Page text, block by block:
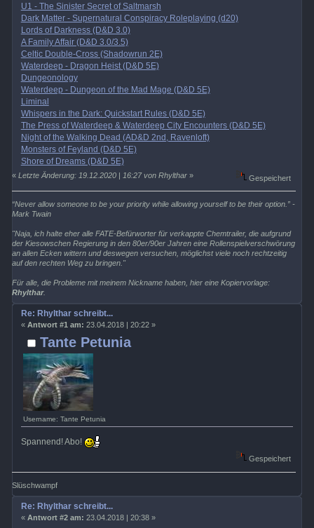
U1 - The Sinister Secret of Saltmarsh
Dark Matter - Supernatural Conspiracy Roleplaying (d20)
Lords of Darkness (D&D 3.0)
A Family Affair (D&D 3.0/3.5)
Celtic Double-Cross (Shadowrun 2E)
Waterdeep - Dragon Heist (D&D 5E)
Dungeonology
Waterdeep - Dungeon of the Mad Mage (D&D 5E)
Liminal
Whispers in the Dark: Quickstart Rules (D&D 5E)
The Press of Waterdeep & Waterdeep City Encounters (D&D 5E)
Night of the Walking Dead (AD&D 2nd, Ravenloft)
Monsters of Feyland (D&D 5E)
Shore of Dreams (D&D 5E)
«Letzte Änderung: 19.12.2020 | 16:27 von Rhylthar » Gespeichert
“Never allow someone to be your priority while allowing yourself to be their option.” -
Mark Twain
"Naja, ich halte eher alle FATE-Befürworter für verkappte Chemtrailer, die aufgrund
der Kiesowschen Regierung in den 80er/90er Jahren eine Rollenspielverschwörung
an allen Ecken wittern und deswegen versuchen, möglichst viele noch rechtzeitig
auf den rechten Weg zu bringen."
Für alle, die Probleme mit meinem Nickname haben, hier eine Kopiervorlage:
Rhylthar.
Tante Petunia
Username: Tante Petunia
Re: Rhylthar schreibt...
« Antwort #1 am: 23.04.2018 | 20:22 »
Spannend! Abo!
Gespeichert
Slüschwampf
Re: Rhylthar schreibt...
« Antwort #2 am: 23.04.2018 | 20:38 »